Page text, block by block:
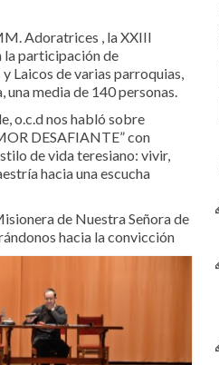
Adoratrices , la XXIII
la participación de
Laicos de varias parroquias,
media de 140 personas.
o.c.d nos habló sobre
DESAFIANTE” con
de vida teresiano: vivir,
hacia una escucha
de Nuestra Señora de
hacia la convicción